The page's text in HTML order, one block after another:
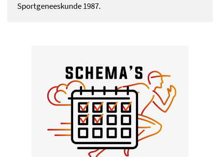
Sportgeneeskunde 1987.